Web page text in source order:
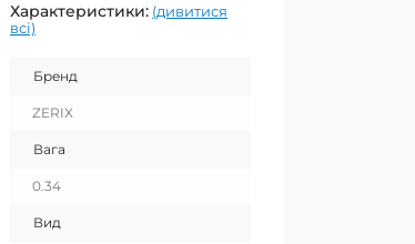
Характеристики: (дивитися
всі)
Бренд
ZERIX
Вага
0.34
Вид